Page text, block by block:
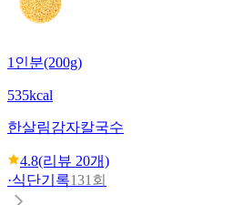
1인분(200g)
535kcal
한살림감자칼국수
4.8(리뷰 20개)
·식단기록131회